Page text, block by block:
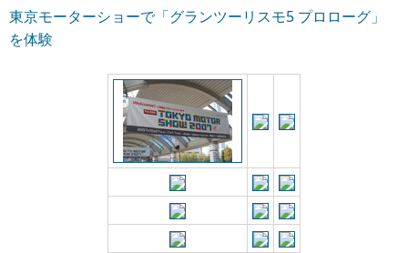
東京モーターショーで「グランツーリスモ5 プロローグ」
を体験